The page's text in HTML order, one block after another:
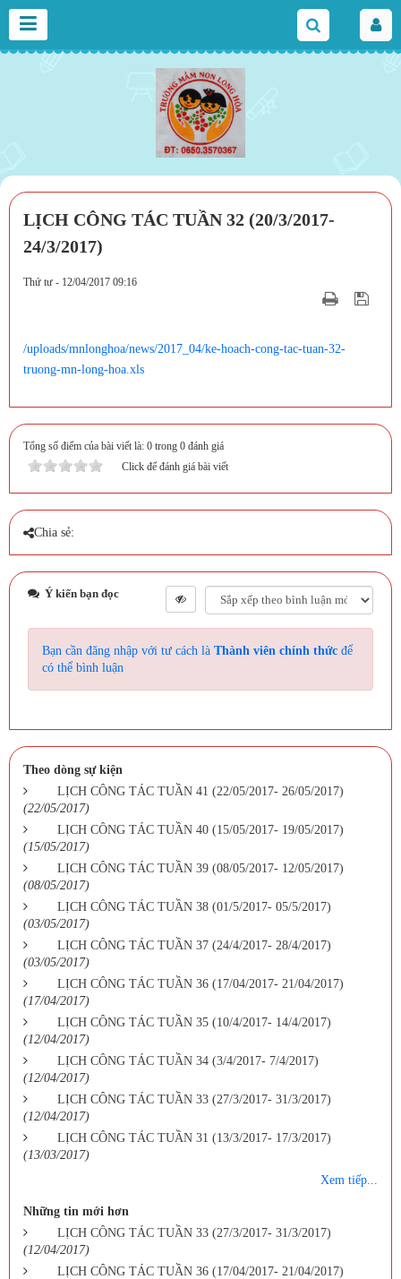
LỊCH CÔNG TÁC TUẦN 32 (20/3/2017-
24/3/2017)
Thứ tư - 12/04/2017 09:16
/uploads/mnlonghoa/news/2017_04/ke-hoach-cong-tac-tuan-32-
truong-mn-long-hoa.xls
Tổng số điểm của bài viết là: 0 trong 0 đánh giá
Click để đánh giá bài viết
Chia sẻ:
Ý kiến bạn đọc
Bạn cần đăng nhập với tư cách là Thành viên chính thức để
có thể bình luận
Theo dòng sự kiện
LỊCH CÔNG TÁC TUẦN 41 (22/05/2017- 26/05/2017)
(22/05/2017)
LỊCH CÔNG TÁC TUẦN 40 (15/05/2017- 19/05/2017)
(15/05/2017)
LỊCH CÔNG TÁC TUẦN 39 (08/05/2017- 12/05/2017)
(08/05/2017)
LỊCH CÔNG TÁC TUẦN 38 (01/5/2017- 05/5/2017)
(03/05/2017)
LỊCH CÔNG TÁC TUẦN 37 (24/4/2017- 28/4/2017)
(03/05/2017)
LỊCH CÔNG TÁC TUẦN 36 (17/04/2017- 21/04/2017)
(17/04/2017)
LỊCH CÔNG TÁC TUẦN 35 (10/4/2017- 14/4/2017)
(12/04/2017)
LỊCH CÔNG TÁC TUẦN 34 (3/4/2017- 7/4/2017)
(12/04/2017)
LỊCH CÔNG TÁC TUẦN 33 (27/3/2017- 31/3/2017)
(12/04/2017)
LỊCH CÔNG TÁC TUẦN 31 (13/3/2017- 17/3/2017)
(13/03/2017)
Xem tiếp...
Những tin mới hơn
LỊCH CÔNG TÁC TUẦN 33 (27/3/2017- 31/3/2017)
(12/04/2017)
LỊCH CÔNG TÁC TUẦN 36 (17/04/2017- 21/04/2017)